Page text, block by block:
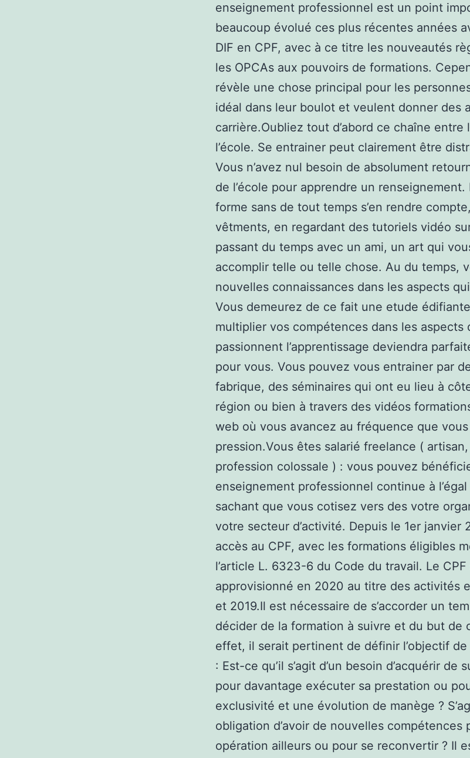
enseignement professionnel est un point
beaucoup évolué ces plus récentes années
DIF en CPF, avec à ce titre les nouveautés
les OPCAs aux pouvoirs de formations.
révèle une chose principal pour les
idéal dans leur boulot et veulent donner des
carrière.Oubliez tout d’abord ce chaîne entre
l’école. Se entrainer peut clairement être
Vous n’avez nul besoin de absolument
de l’école pour apprendre un renseignement.
forme sans de tout temps s’en rendre
vêtments, en regardant des tutoriels vidéo
passant du temps avec un ami, un art qui
accomplir telle ou telle chose. Au du temps,
nouvelles connaissances dans les aspects
Vous demeurez de ce fait une etude
multiplier vos compétences dans les aspects
passionnent l’apprentissage deviendra
pour vous. Vous pouvez vous entrainer par
fabrique, des séminaires qui ont eu lieu à
région ou bien à travers des vidéos
web où vous avancez au fréquence que
pression.Vous êtes salarié freelance (
profession colossale ) : vous pouvez
enseignement professionnel continue à
sachant que vous cotisez vers des votre
votre secteur d’activité. Depuis le 1er janvier
accès au CPF, avec les formations éligibles
l’article L. 6323-6 du Code du travail. Le CPF
approvisionné en 2020 au titre des activités
et 2019.Il est nécessaire de s’accorder un
décider de la formation à suivre et du but de
effet, il serait pertinent de définir l’objectif
: Est-ce qu’il s’agit d’un besoin d’acquérir de
pour davantage exécuter sa prestation ou
exclusivité et une évolution de manège ?
obligation d’avoir de nouvelles compétences
opération ailleurs ou pour se reconvertir ? Il